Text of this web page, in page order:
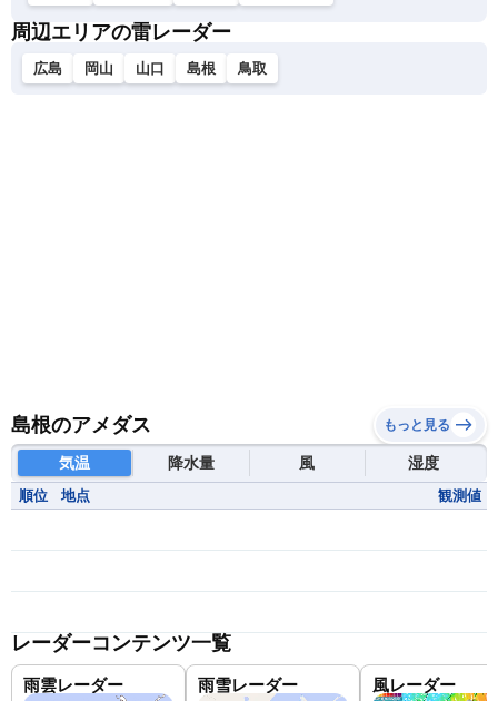
周辺エリアの雷レーダー
広島 岡山 山口 島根 鳥取
島根のアメダス もっと見る
気温 降水量 風 湿度
順位 地点 観測値
レーダーコンテンツ一覧
雨雲レーダー 雨雪レーダー 風レーダー